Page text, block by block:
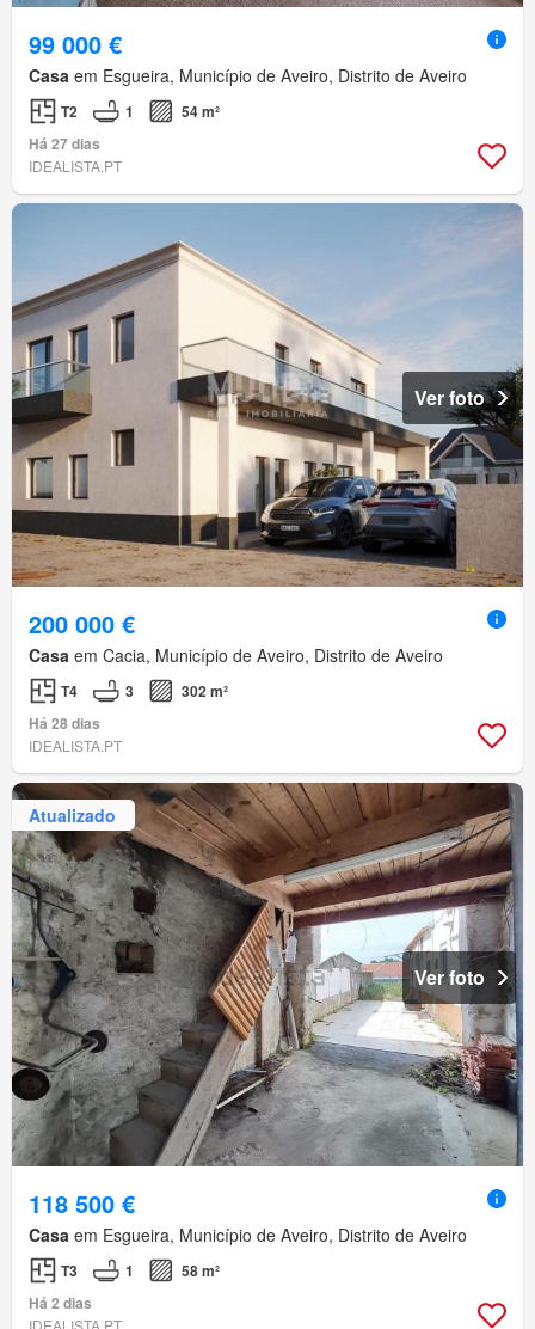
99 000 €
Casa em Esgueira, Município de Aveiro, Distrito de Aveiro
T2 1
54 m²
Há 27 dias
IDEALISTA.PT
Ver foto
200 000 €
Casa em Cacia, Município de Aveiro, Distrito de Aveiro
T4 3
302 m²
Há 28 dias
IDEALISTA.PT
Atualizado
Ver foto
118 500 €
Casa em Esgueira, Município de Aveiro, Distrito de Aveiro
T3 1
58 m²
Há 2 dias